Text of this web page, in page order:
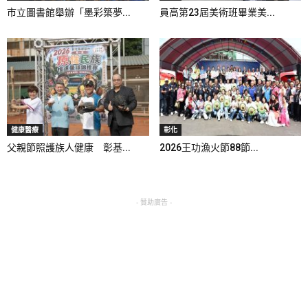
市立圖書館舉辦「墨彩築夢... 員高第23屆美術班畢業美...
健康醫療
父親節照護族人健康 彰基...
彰化
2026王功漁火節88節...
- 贊助廣告 -